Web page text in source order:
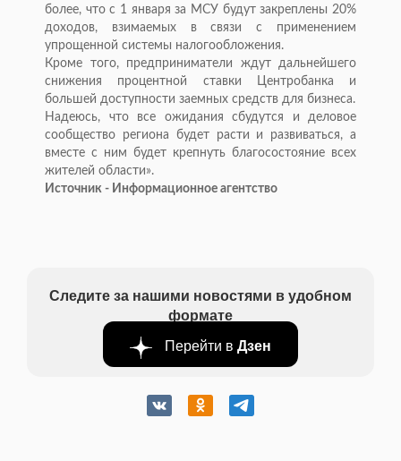
более, что с 1 января за МСУ будут закреплены 20%
доходов, взимаемых в связи с применением
упрощенной системы налогообложения.
Кроме того, предприниматели ждут дальнейшего
снижения процентной ставки Центробанка и
большей доступности заемных средств для бизнеса.
Надеюсь, что все ожидания сбудутся и деловое
сообщество региона будет расти и развиваться, а
вместе с ним будет крепнуть благосостояние всех
жителей области».
Источник - Информационное агентство
Следите за нашими новостями в удобном
формате
Перейти в Дзен